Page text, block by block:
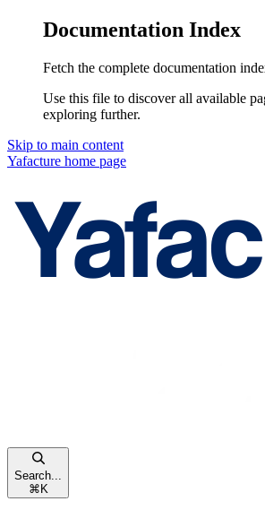
Documentation Index
Fetch the complete documentation
Use this file to discover all available
exploring further.
Skip to main content
Yafacture home page
Search...
⌘ K